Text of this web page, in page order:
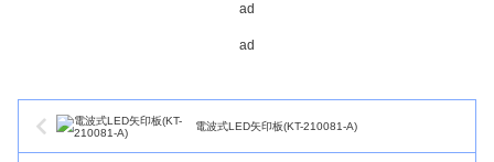
ad
ad
電波式LED矢印板(KT-210081-A)